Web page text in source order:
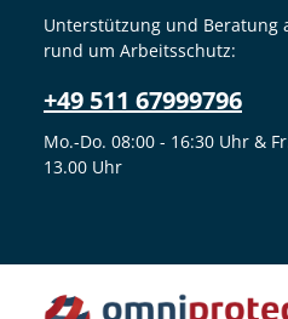
Unterstützung und Beratung
rund um Arbeitsschutz:
+49 511 67999796
Mo.-Do. 08:00 - 16:30 Uhr &
13.00 Uhr